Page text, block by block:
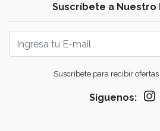
Suscríbete a
Suscríbete para recibir
Síguenos: